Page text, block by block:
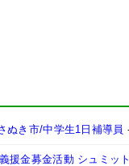
ぬき市/中学生1日補導員
援金募金活動 シュミッ